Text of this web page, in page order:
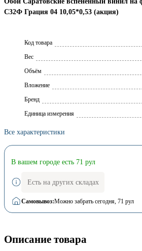
С32Ф Грация 04 10,05*0,53 (акция)
Код товара
Вес
Объём
Вложение
Брeнд
Единица измерения
Все характеристики
В вашем городе есть 71 рул
Есть на других складах
Самовывоз:Можно забрать сегодня, 71 рул
Описание товара